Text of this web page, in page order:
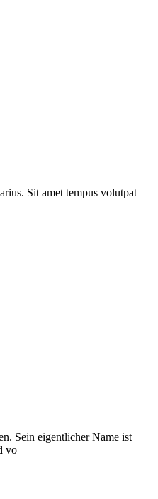
Sit amet tempus volutpat
Sein eigentlicher Name ist
vo